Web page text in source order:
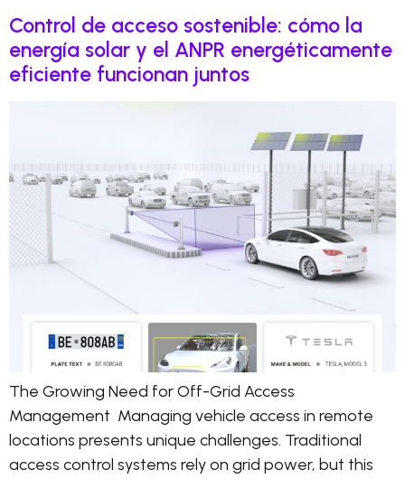
Control de acceso sostenible: cómo la
energía solar y el ANPR energéticamente
eficiente funcionan juntos
The Growing Need for Off-Grid Access
Management Managing vehicle access in remote
locations presents unique challenges. Traditional
access control systems rely on grid power, but this